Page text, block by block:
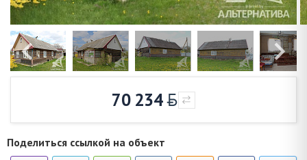
70 234
Поделиться ссылкой на объект